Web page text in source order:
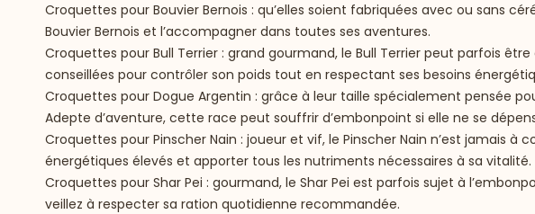
Croquettes pour Bouvier Bernois : qu’elles soient fabriquées avec ou sans
Bouvier Bernois et l’accompagner dans toutes ses aventures.
Croquettes pour Bull Terrier : grand gourmand, le Bull Terrier peut parfois
conseillées pour contrôler son poids tout en respectant ses besoins
Croquettes pour Dogue Argentin : grâce à leur taille spécialement pensée
Adepte d’aventure, cette race peut souffrir d’embonpoint si elle ne se
Croquettes pour Pinscher Nain : joueur et vif, le Pinscher Nain n’est jamais à
énergétiques élevés et apporter tous les nutriments nécessaires à sa vitalité.
Croquettes pour Shar Pei : gourmand, le Shar Pei est parfois sujet à
veillez à respecter sa ration quotidienne recommandée.